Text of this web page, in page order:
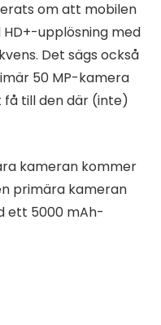
om att mobilen
HD+-upplösning med
Det sägs också
50 MP-kamera
till den där (inte)
kameran kommer
primära kameran
ett 5000 mAh-